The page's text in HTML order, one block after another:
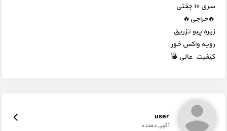
سری ۱۰ جفتی
🔥حراجی🔥
زیره پیو تزریق
رویه واکس خور
کیفیت عالی 💣
user
آگهی دهنده